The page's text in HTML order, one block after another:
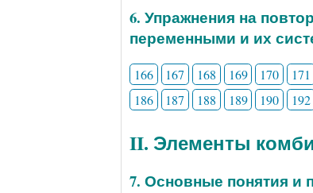
6. Упражнения на
переменными и их
166 167 168 169 170 171
186
187 188 189 190 192
II. Элементы
7. Основные понятия и